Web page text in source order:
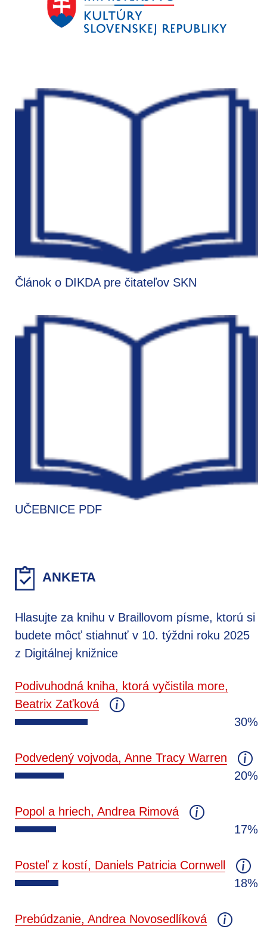
Článok o DIKDA pre čitateľov SKN
UČEBNICE PDF
ANKETA
Hlasujte za knihu v Braillovom písme, ktorú si
budete môcť stiahnuť v 10. týždni roku 2025
z Digitálnej knižnice
Podivuhodná kniha, ktorá vyčistila more,
Beatrix Zaťková
30%
Podvedený vojvoda, Anne Tracy Warren
20%
Popol a hriech, Andrea Rimová
17%
Posteľ z kostí, Daniels Patricia Cornwell
18%
Prebúdzanie, Andrea Novosedlíková